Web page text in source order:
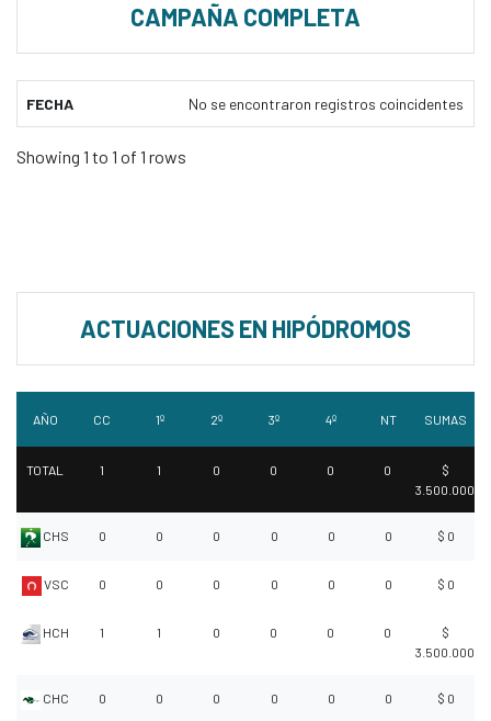
CAMPAÑA COMPLETA
FECHA No se encontraron registros coincidentes
Showing 1 to 1 of 1 rows
ACTUACIONES EN HIPÓDROMOS
AÑO CC 1º 2º 3º 4º NT SUMAS
TOTAL 1 1 0 0 0 0
$
3.500.000
CHS 0 0 0 0 0 0 $ 0
VSC 0 0 0 0 0 0 $ 0
HCH 1 1 0 0 0 0
$
3.500.000
CHC 0 0 0 0 0 0 $ 0